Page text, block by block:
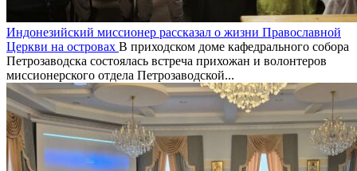
Индонезийский миссионер рассказал о жизни Православной
Церкви на островах В приходском доме кафедрального собора
Петрозаводска состоялась встреча прихожан и волонтеров
миссионерского отдела Петрозаводской...